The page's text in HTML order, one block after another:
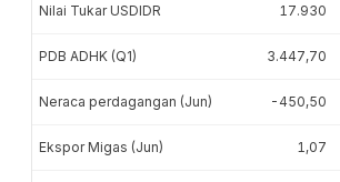
Nilai Tukar USDIDR 17.930
PDB ADHK (Q1) 3.447,70
Neraca perdagangan (Jun) -450,50
Ekspor Migas (Jun) 1,07